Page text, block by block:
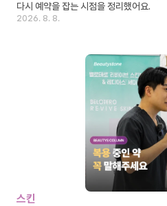
다시 예약을 잡는 시점을 정리했어요.
2026. 8. 8.
스킨